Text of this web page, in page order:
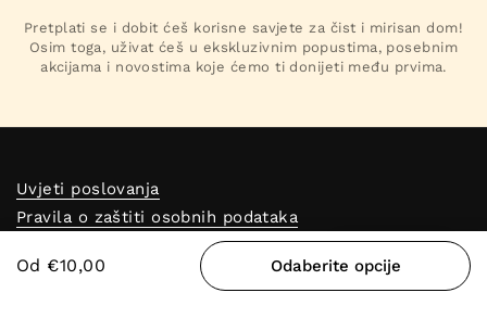
Pretplati se i dobit ćeš korisne savjete za čist i mirisan dom!
Osim toga, uživat ćeš u ekskluzivnim popustima, posebnim
akcijama i novostima koje ćemo ti donijeti među prvima.
Uvjeti poslovanja
Pravila o zaštiti osobnih podataka
Pravila povrata novca
Od €10,00 Odaberite opcijeNagrade